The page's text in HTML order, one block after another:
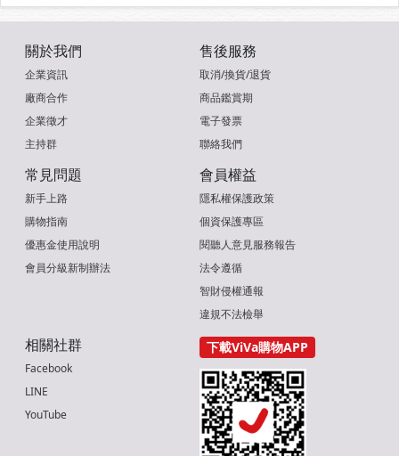
關於我們
企業資訊
廠商合作
企業徵才
主持群
售後服務
取消/換貨/退貨
商品鑑賞期
電子發票
聯絡我們
常見問題
新手上路
購物指南
優惠金使用說明
會員分級新制辦法
會員權益
隱私權保護政策
個資保護專區
閱聽人意見服務報告
法令遵循
智財侵權通報
違規不法檢舉
相關社群
Facebook
LINE
YouTube
下載ViVa購物APP